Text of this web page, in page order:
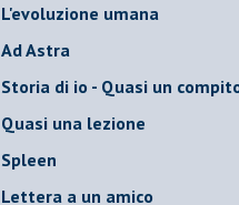
L'evoluzione umana
Ad Astra
Storia di io - Quasi un
Quasi una lezione
Spleen
Lettera a un amico